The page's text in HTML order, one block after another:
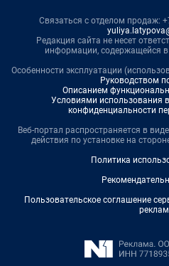
Связаться с отделом продаж:
Редакция сайта не несет
информации, содержащейся
Особенности эксплуатации
Руководством
Описанием
Условиями использования
конфиденциальности
Веб-портал распространяется в
действия по установке на
Политика
Пользовательское соглашение